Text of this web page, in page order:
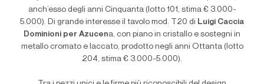
anch’esso degli anni Cinquanta (lotto 101, stima € 3.000-
5.000). Di grande interesse il tavolo mod. T20 di Luigi Caccia
Dominioni per Azucena, con piano in cristallo e sostegni in
metallo cromato e laccato, prodotto negli anni Ottanta (lotto
204, stima € 3.000-5.000).